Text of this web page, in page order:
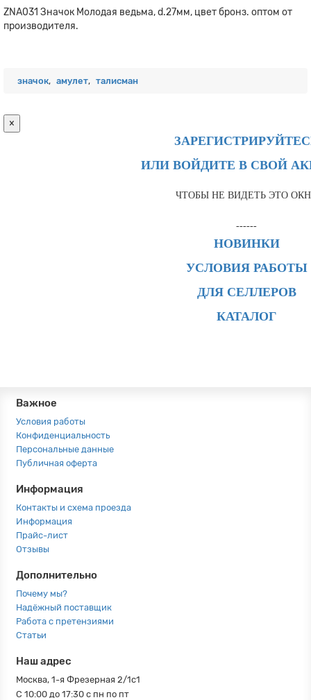
ZNA031 Значок Молодая ведьма, d.27мм, цвет бронз. оптом от
производителя.
значок, амулет, талисман
×
ИЛИ ВОЙДИТЕ В СВОЙ
ЧТОБЫ НЕ ВИДЕТЬ ЭТО
------
НОВИНКИ
УСЛОВИЯ РАБОТЫ
ДЛЯ СЕЛЛЕРОВ
КАТАЛОГ
Важное
Условия работы
Конфиденциальность
Персональные данные
Публичная оферта
Информация
Контакты и схема проезда
Информация
Прайс-лист
Отзывы
Дополнительно
Почему мы?
Надёжный поставщик
Работа с претензиями
Статьи
Наш адрес
Москва, 1-я Фрезерная 2/1с1
С 10:00 до 17:30 с пн по пт